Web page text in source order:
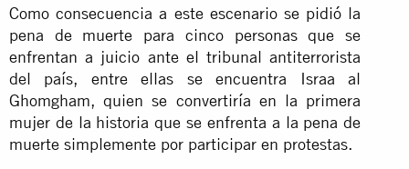
Como consecuencia a este escenario se pidió la
pena de muerte para cinco personas que se
enfrentan a juicio ante el tribunal antiterrorista
del país, entre ellas se encuentra Israa al
Ghomgham, quien se convertiría en la primera
mujer de la historia que se enfrenta a la pena de
muerte simplemente por participar en protestas.